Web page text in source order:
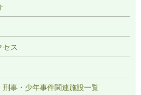
セス
事・少年事件関連施設一覧